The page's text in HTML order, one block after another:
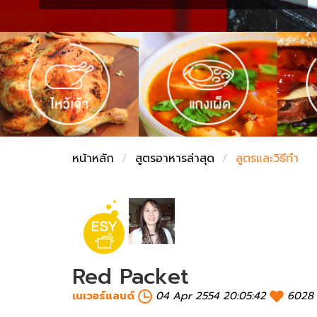
ชั่งตวงเนย
หน้าหลัก สูตรอาหารล่าสุด สูตรและวิธีทำ
Red Packet
เนเวอร์แลนด์ 04 Apr 2554 20:05:42